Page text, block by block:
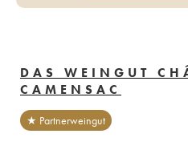
DAS WEINGUT
CAMENSAC
★ Partnerweingut